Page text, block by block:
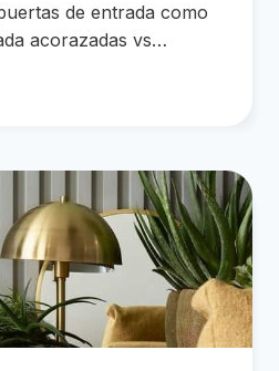
de entrada como
acorazadas vs…